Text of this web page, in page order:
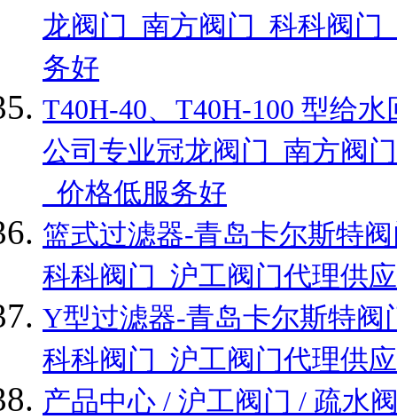
龙阀门_南方阀门_科科阀
务好
T40H-40、T40H-100 型给
公司专业冠龙阀门_南方阀
_价格低服务好
篮式过滤器-青岛卡尔斯特
科科阀门_沪工阀门代理供
Y型过滤器-青岛卡尔斯特阀
科科阀门_沪工阀门代理供
产品中心 / 沪工阀门 / 疏水